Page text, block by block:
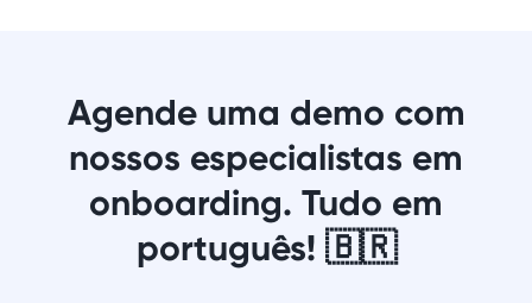
Agende uma demo com
nossos especialistas em
onboarding. Tudo em
português! 🇧🇷